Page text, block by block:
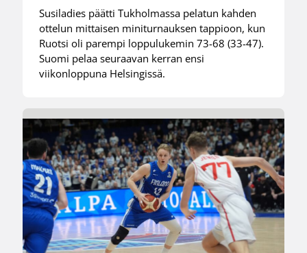
Susiladies päätti Tukholmassa pelatun kahden
ottelun mittaisen miniturnauksen tappioon, kun
Ruotsi oli parempi loppulukemin 73-68 (33-47).
Suomi pelaa seuraavan kerran ensi
viikonloppuna Helsingissä.